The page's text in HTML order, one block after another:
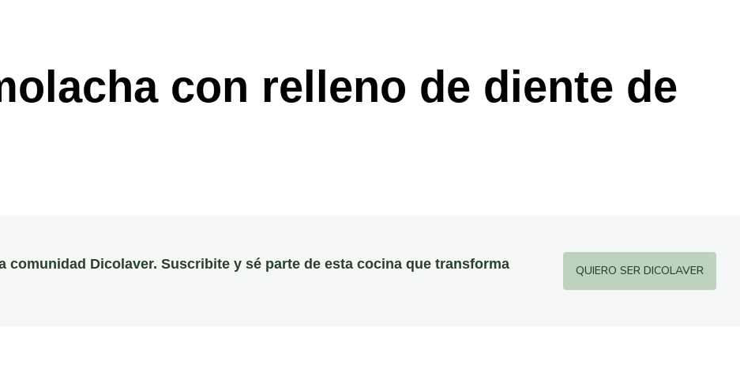
con relleno de diente de
comunidad Dicolaver. Suscribite y sé parte de esta cocina que transforma
QUIERO SER DICOLAVER